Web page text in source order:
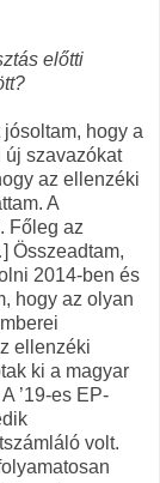
előtti
hogy a
új szavazókat
az ellenzéki
A
Főleg az
Összeadtam,
2014-ben és
hogy az olyan
ellenzéki
ki a magyar
’19-es EP-
volt.